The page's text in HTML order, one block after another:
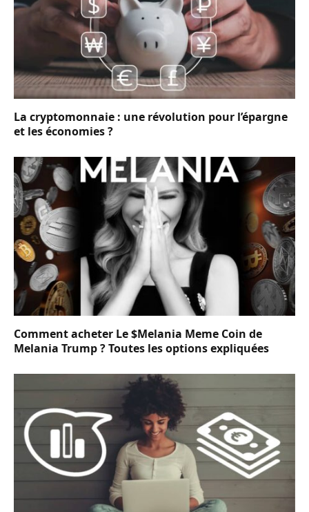
La cryptomonnaie : une révolution pour l’épargne
et les économies ?
Comment acheter Le $Melania Meme Coin de
Melania Trump ? Toutes les options expliquées